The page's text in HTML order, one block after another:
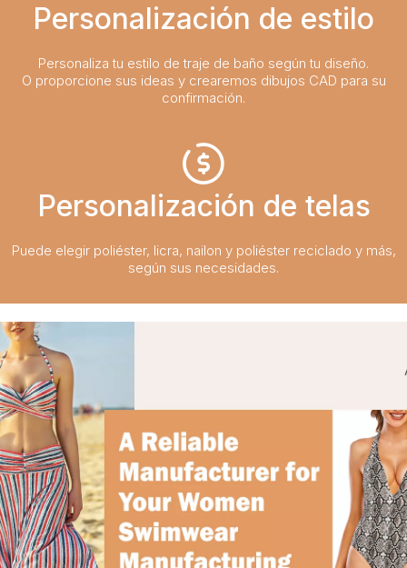
Personalización de estilo
Personaliza tu estilo de traje de baño según tu diseño.
O proporcione sus ideas y crearemos dibujos CAD para su
confirmación.
Personalización de telas
Puede elegir poliéster, licra, nailon y poliéster reciclado y más,
según sus necesidades.